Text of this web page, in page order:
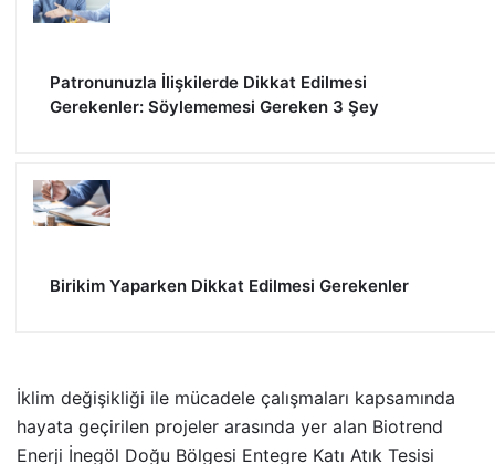
Patronunuzla İlişkilerde Dikkat Edilmesi
Gerekenler: Söylememesi Gereken 3 Şey
Birikim Yaparken Dikkat Edilmesi Gerekenler
İklim değişikliği ile mücadele çalışmaları kapsamında
hayata geçirilen projeler arasında yer alan Biotrend
Enerji İnegöl Doğu Bölgesi Entegre Katı Atık Tesisi